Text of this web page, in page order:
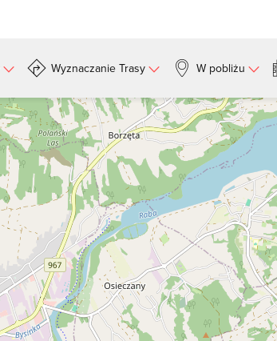
Wyznaczanie Trasy W pobliżu